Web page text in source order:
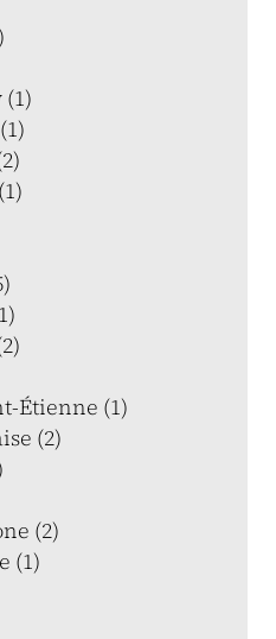
Étienne (1)
(2)
(2)
(1)